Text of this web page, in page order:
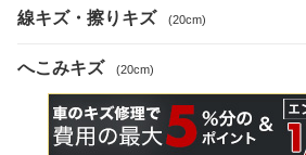
線キズ・擦りキズ (20cm)
へこみキズ (20cm)